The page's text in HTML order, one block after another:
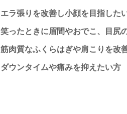
エラ張りを改善し小顔を目指した
笑ったときに眉間やおでこ、目尻
筋肉質なふくらはぎや肩こりを改
ダウンタイムや痛みを抑えたい方